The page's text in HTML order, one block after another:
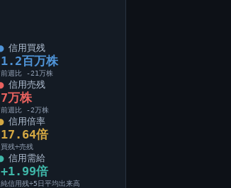
信用買残
1.2百万株
前週比 -21万株
信用売残
7万株
前週比 -2万株
信用倍率
17.64倍
買残÷売残
信用需給
+1.99倍
純信用残÷5日平均出来高